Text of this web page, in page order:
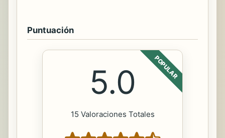
Puntuación
POPULAR
5.0
15 Valoraciones Totales